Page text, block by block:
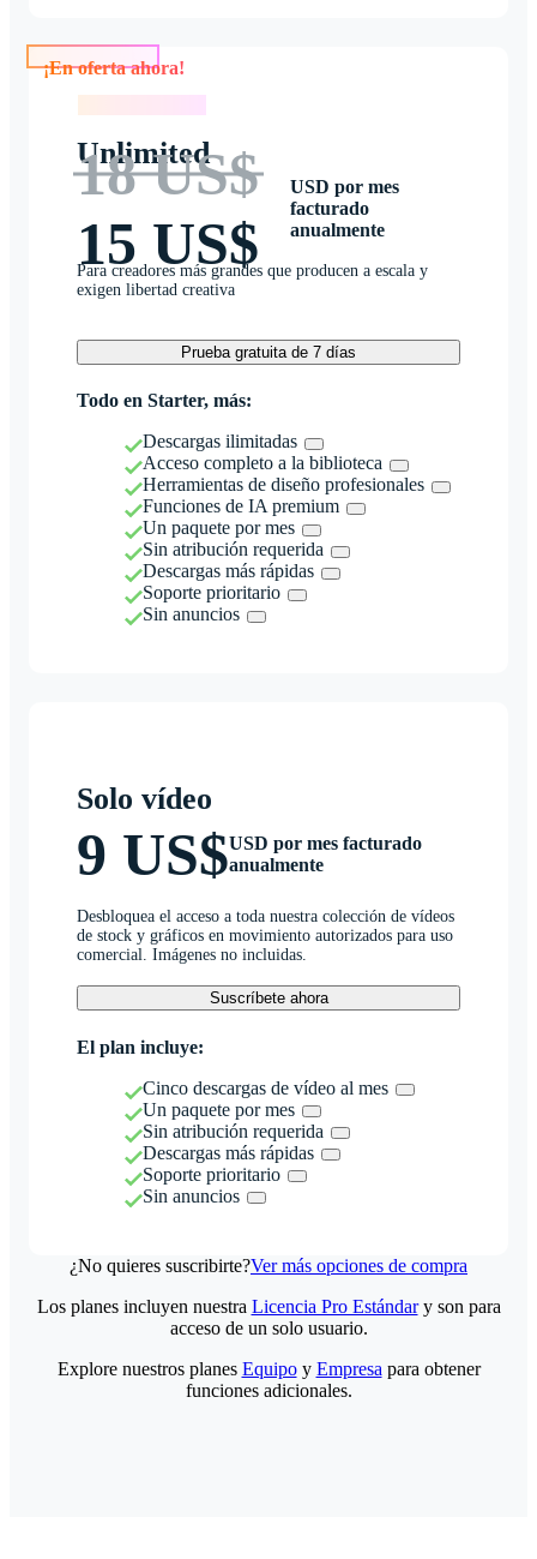
Unlimited
18 US$
15 US$
USD por mes
facturado
anualmente
Para creadores más grandes que producen a escala y
exigen libertad creativa
Prueba gratuita de 7 días
Todo en Starter, más:
Descargas ilimitadas
Acceso completo a la biblioteca
Herramientas de diseño profesionales
Funciones de IA premium
Un paquete por mes
Sin atribución requerida
Descargas más rápidas
Soporte prioritario
Sin anuncios
Solo vídeo
9 US$USD por mes facturado
anualmente
Desbloquea el acceso a toda nuestra colección de vídeos
de stock y gráficos en movimiento autorizados para uso
comercial. Imágenes no incluidas.
Suscríbete ahora
El plan incluye:
Cinco descargas de vídeo al mes
Un paquete por mes
Sin atribución requerida
Descargas más rápidas
Soporte prioritario
Sin anuncios
¿No quieres suscribirte?Ver más opciones de compra
Los planes incluyen nuestra Licencia Pro Estándary son para
acceso de un solo usuario.
Explore nuestros planes Equipoy Empresa para obtener
funciones adicionales.